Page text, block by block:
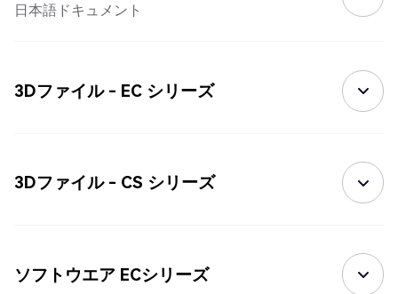
日本語ドキュメント
3Dファイル - EC シリーズ
3Dファイル - CS シリーズ
ソフトウエア ECシリーズ